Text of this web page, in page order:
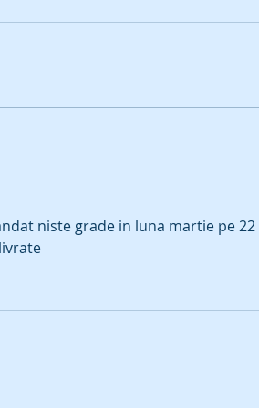
niste grade in luna martie pe 22